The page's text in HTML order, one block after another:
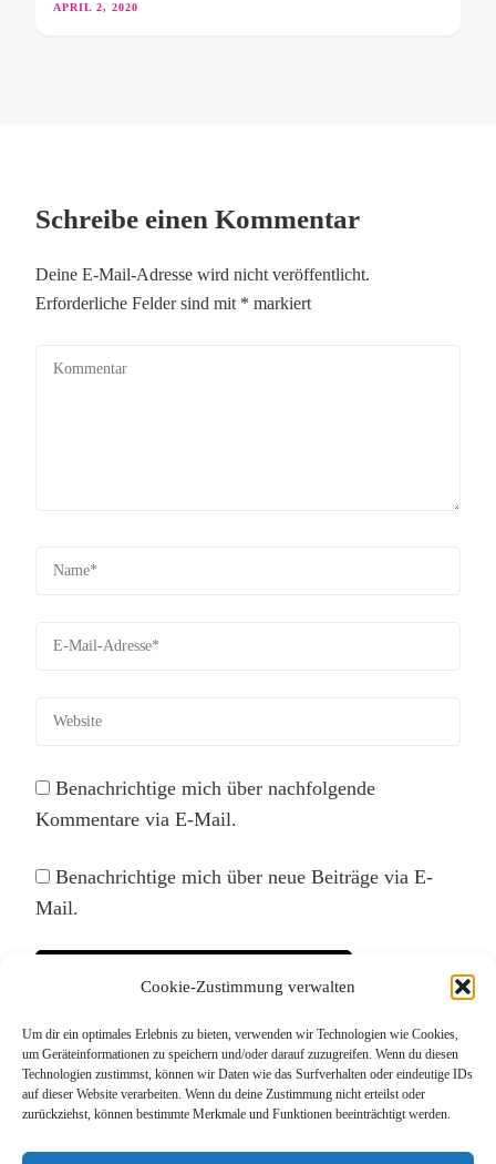
Cookie-Zustimmung verwalten
Um dir ein optimales Erlebnis zu bieten, verwenden wir Technologien wie Cookies,
um Geräteinformationen zu speichern und/oder darauf zuzugreifen. Wenn du diesen
Technologien zustimmst, können wir Daten wie das Surfverhalten oder eindeutige IDs
auf dieser Website verarbeiten. Wenn du deine Zustimmung nicht erteilst oder
zurückziehst, können bestimmte Merkmale und Funktionen beeinträchtigt werden.
APRIL 2, 2020
Schreibe einen Kommentar
Deine E-Mail-Adresse wird nicht veröffentlicht.
Erforderliche Felder sind mit * markiert
Benachrichtige mich über nachfolgende
Kommentare via E-Mail.
Benachrichtige mich über neue Beiträge via E-
Mail.
Diese Website verwendet Akismet, um Spam zu
reduzieren.Erfahre, wie deine Kommentardaten
verarbeitet werden.